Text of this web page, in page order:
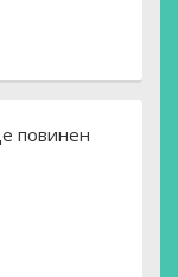
повинен